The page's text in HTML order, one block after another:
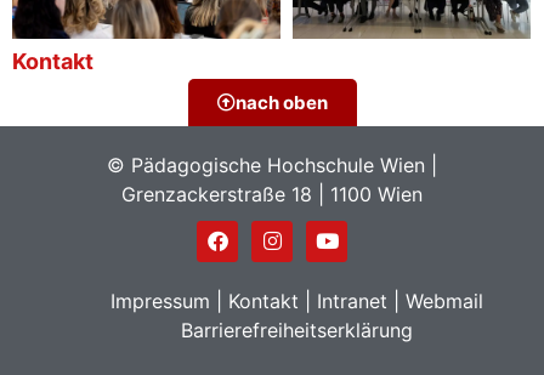
Kontakt
nach oben
© Pädagogische Hochschule Wien |
Grenzackerstraße 18 | 1100 Wien
Impressum Kontakt Intranet
Webmail
Barrierefreiheitserklärung